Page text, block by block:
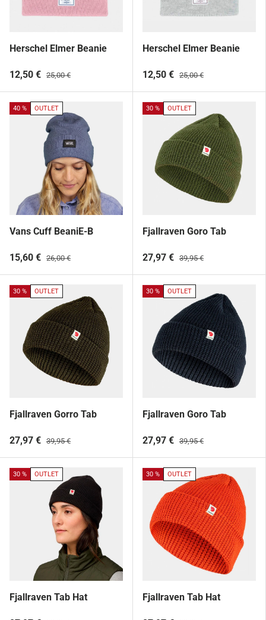
Herschel Elmer Beanie
12,50 € 25,00 €
Herschel Elmer Beanie
12,50 € 25,00 €
40 % OUTLET
Vans Cuff BeaniE-B
15,60 € 26,00 €
30 % OUTLET
Fjallraven Goro Tab
27,97 € 39,95 €
30 % OUTLET
Fjallraven Gorro Tab
27,97 € 39,95 €
30 % OUTLET
Fjallraven Goro Tab
27,97 € 39,95 €
30 % OUTLET
Fjallraven Tab Hat
30 % OUTLET
Fjallraven Tab Hat